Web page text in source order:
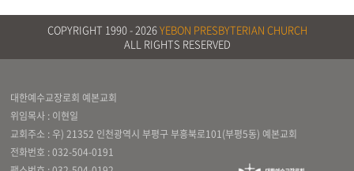
COPYRIGHT 1990 -2026YEBON PRESBYTERIAN CHURCH
ALL RIGHTS RESERVED
대한예수교장로회 예본교회
위임목사 : 이현일
교회주소 : 우) 21352 인천광역시 부평구 부흥북로101(부평5동) 예본교회
전화번호 :032-504-0191